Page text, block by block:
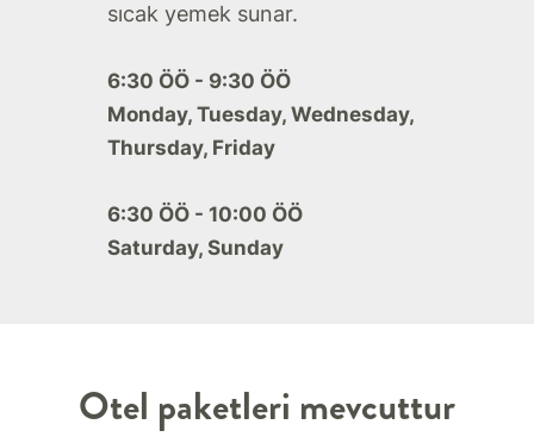
sıcak yemek sunar.
6:30 ÖÖ - 9:30 ÖÖ
Monday, Tuesday, Wednesday,
Thursday, Friday
6:30 ÖÖ - 10:00 ÖÖ
Saturday, Sunday
Otel paketleri mevcuttur